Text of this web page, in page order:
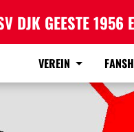
DJK GEESTE 1956
VEREIN